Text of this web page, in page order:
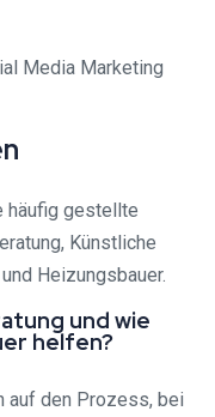
häufig gestellte
Künstliche
Heizungsbauer.
und wie
helfen?
auf den Prozess, bei